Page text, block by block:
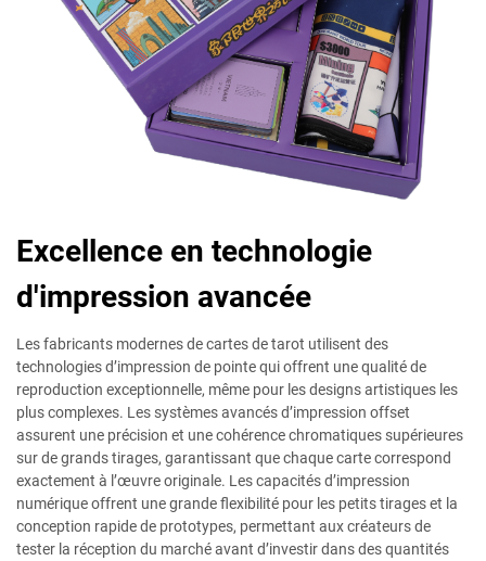
Excellence en technologie
d'impression avancée
Les fabricants modernes de cartes de tarot utilisent des
technologies d’impression de pointe qui offrent une qualité de
reproduction exceptionnelle, même pour les designs artistiques les
plus complexes. Les systèmes avancés d’impression offset
assurent une précision et une cohérence chromatiques supérieures
sur de grands tirages, garantissant que chaque carte correspond
exactement à l’œuvre originale. Les capacités d’impression
numérique offrent une grande flexibilité pour les petits tirages et la
conception rapide de prototypes, permettant aux créateurs de
tester la réception du marché avant d’investir dans des quantités